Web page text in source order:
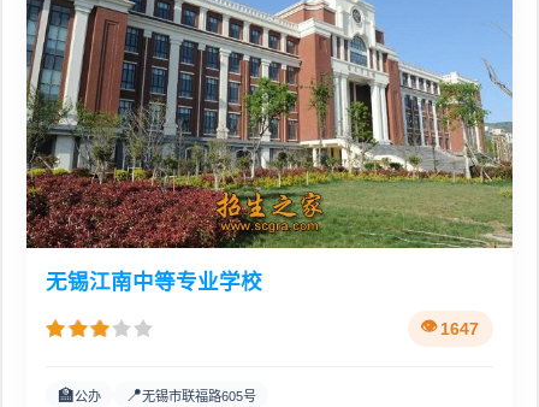
无锡江南中等专业学校
1647
🏫公办 📍无锡市联福路605号